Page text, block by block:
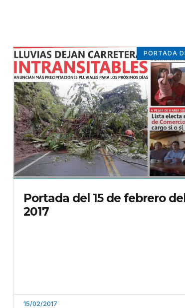
PORTADA
Portada del 15 de febrero del
2017
15/02/2017